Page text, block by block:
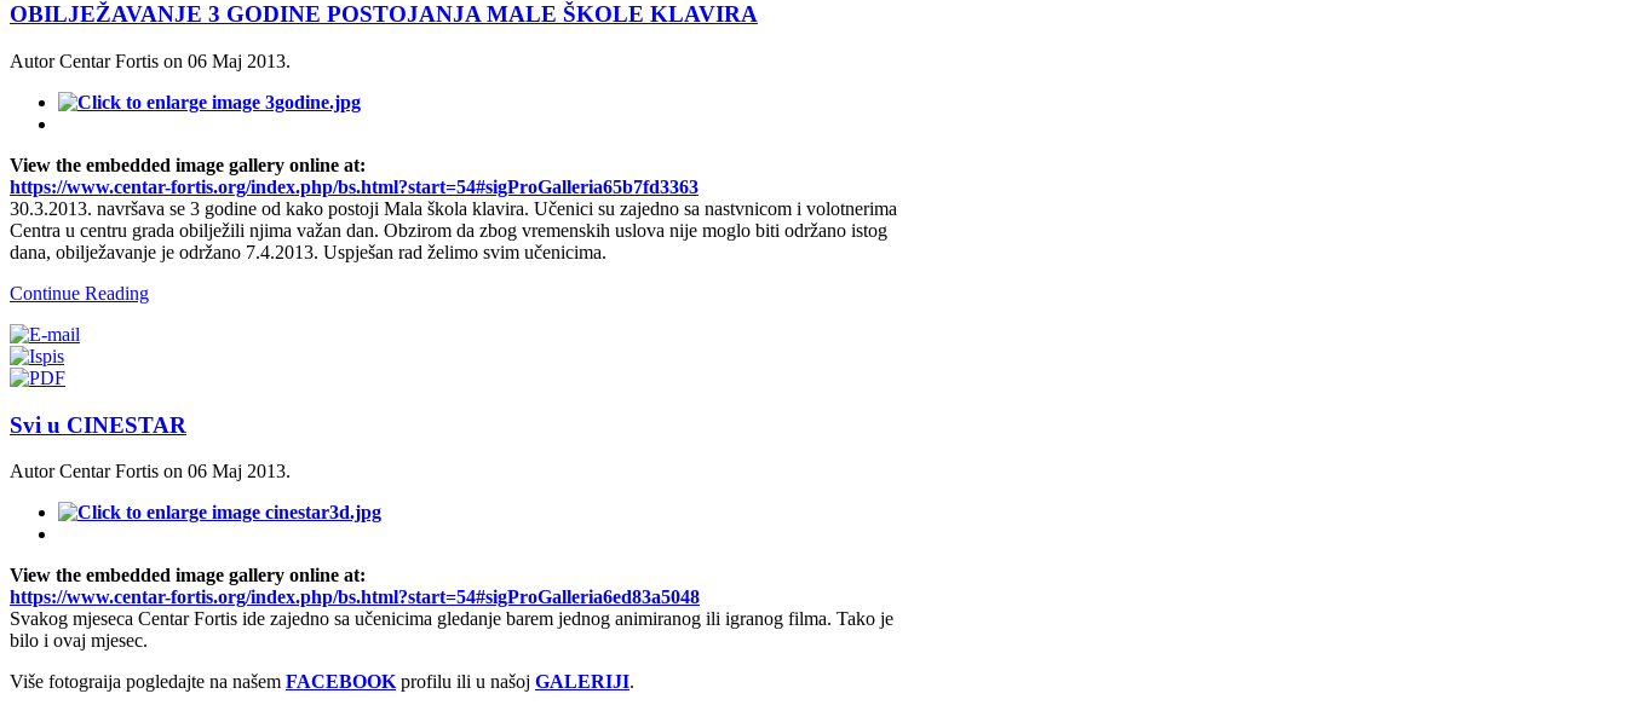
OBILJEŽAVANJE 3 GODINE POSTOJANJA MALE ŠKOLE KLAVIRA
Autor Centar Fortis on 06 Maj 2013.
View the embedded image gallery online at:
https://www.centar-fortis.org/index.php/bs.html?start=54#sigProGalleria65b7fd3363
30.3.2013. navršava se 3 godine od kako postoji Mala škola klavira. Učenici su zajedno sa nastvnicom i volotnerima
Centra u centru grada obilježili njima važan dan. Obzirom da zbog vremenskih uslova nije moglo biti održano istog
dana, obilježavanje je održano 7.4.2013. Uspješan rad želimo svim učenicima.
Continue Reading
Svi u CINESTAR
Autor Centar Fortis on 06 Maj 2013.
View the embedded image gallery online at:
https://www.centar-fortis.org/index.php/bs.html?start=54#sigProGalleria6ed83a5048
Svakog mjeseca Centar Fortis ide zajedno sa učenicima gledanje barem jednog animiranog ili igranog filma. Tako je
bilo i ovaj mjesec.
Više fotograija pogledajte na našem FACEBOOK profilu ili u našoj GALERIJI.